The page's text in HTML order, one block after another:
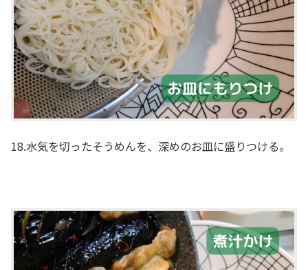
18.水気を切ったそうめんを、深めのお皿に盛りつける。